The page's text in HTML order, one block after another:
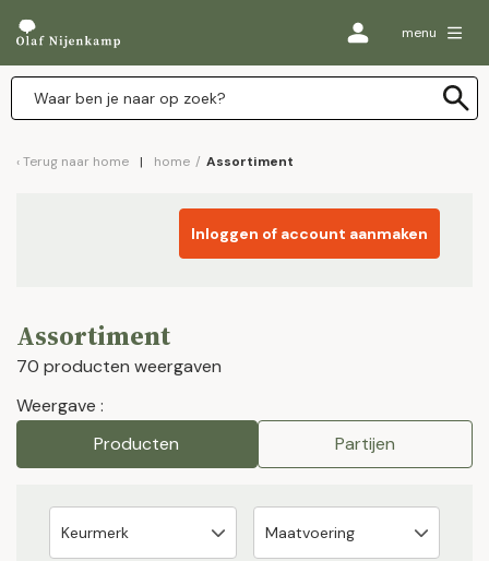
menu
Terug naar home home / Assortiment
Inloggen of account aanmaken
Assortiment
70 producten weergaven
Weergave :
Producten
Partijen